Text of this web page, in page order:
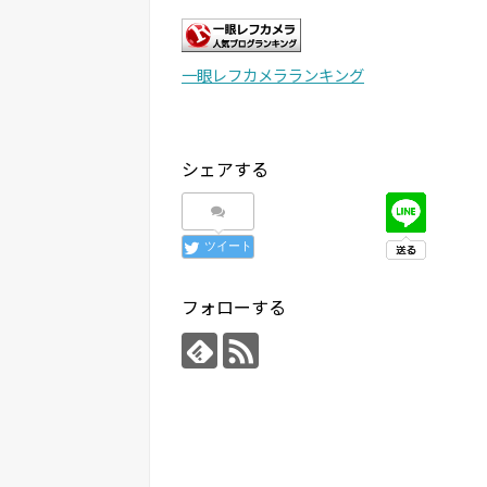
一眼レフカメラランキング
シェアする
ツイート
フォローする